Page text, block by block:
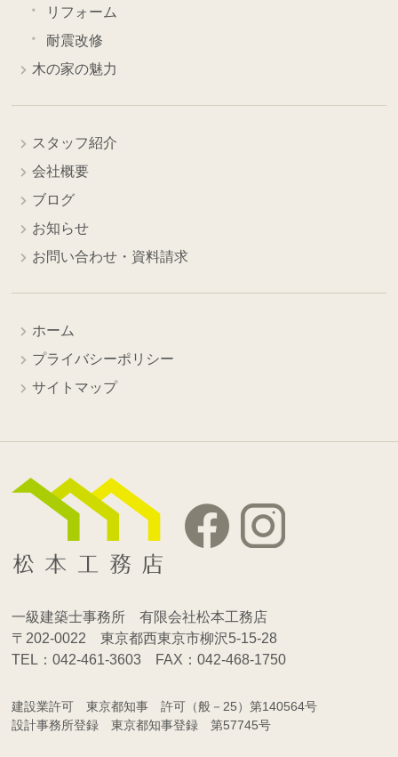
リフォーム
耐震改修
木の家の魅力
スタッフ紹介
会社概要
ブログ
お知らせ
お問い合わせ・資料請求
ホーム
プライバシーポリシー
サイトマップ
一級建築士事務所 有限会社松本工務店
〒202-0022 東京都西東京市柳沢5-15-28
TEL：042-461-3603 FAX：042-468-1750
建設業許可 東京都知事 許可（般－25）第140564号
設計事務所登録 東京都知事登録 第57745号